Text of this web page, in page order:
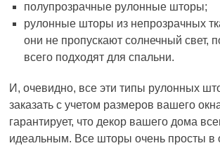
полупрозрачные рулонные шторы;
рулонные шторы из непрозрачных
они не пропускают солнечный свет,
всего подходят для спальни.
И, очевидно, все эти типы рулонных
заказать с учетом размеров вашего
гарантирует, что декор вашего дома
идеальным. Все шторы очень просты в